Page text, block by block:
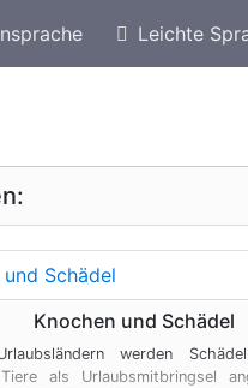
Leichte
Knochen und Schädel
werden
als Urlaubsmitbringsel